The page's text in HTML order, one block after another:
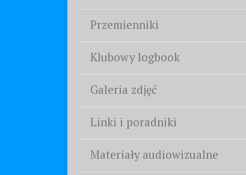
Przemienniki
Klubowy logbook
Galeria zdjęć
Linki i poradniki
Materiały audiowizualne